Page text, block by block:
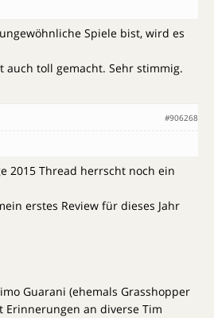
Spiele bist, wird es
auch toll gemacht. Sehr stimmig.
#906268
2015 Thread herrscht noch ein
erstes Review für dieses Jahr
Guarani (ehemals Grasshopper
Erinnerungen an diverse Tim